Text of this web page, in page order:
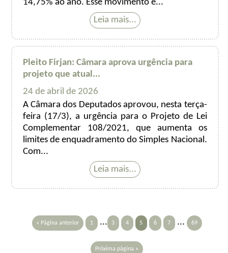
14,75% ao ano. Esse movimento é...
Pleito Firjan: Câmara aprova urgência para
projeto que atual...
24 de abril de 2026
A Câmara dos Deputados aprovou, nesta terça-
feira (17/3), a urgência para o Projeto de Lei
Complementar 108/2021, que aumenta os
limites de enquadramento do Simples Nacional.
Com...
« Página anterior 1 ... 3 4 5 6 7 ... 69
Próxima página »